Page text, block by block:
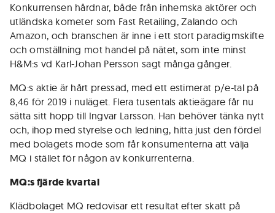
Konkurrensen hårdnar, både från inhemska aktörer och
utländska kometer som Fast Retailing, Zalando och
Amazon, och branschen är inne i ett stort paradigmskifte
och omställning mot handel på nätet, som inte minst
H&M:s vd Karl-Johan Persson sagt många gånger.
MQ:s aktie är hårt pressad, med ett estimerat p/e-tal på
8,46 för 2019 i nuläget. Flera tusentals aktieägare får nu
sätta sitt hopp till Ingvar Larsson. Han behöver tänka nytt
och, ihop med styrelse och ledning, hitta just den fördel
med bolagets mode som får konsumenterna att välja
MQ i stället för någon av konkurrenterna.
MQ:s fjärde kvartal
Klädbolaget MQ redovisar ett resultat efter skatt på